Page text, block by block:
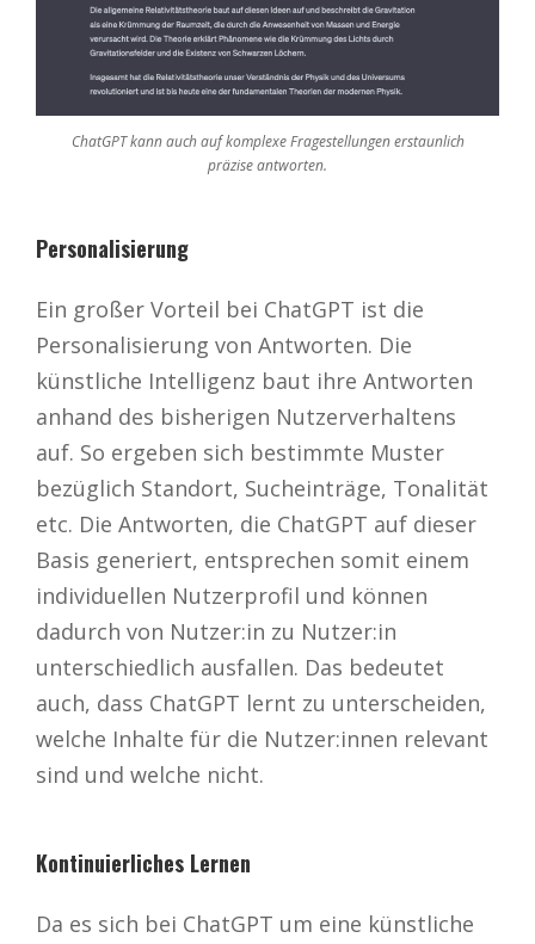
ChatGPT kann auch auf komplexe Fragestellungen erstaunlich
präzise antworten.
Personalisierung
Ein großer Vorteil bei ChatGPT ist die
Personalisierung von Antworten. Die
künstliche Intelligenz baut ihre Antworten
anhand des bisherigen Nutzerverhaltens
auf. So ergeben sich bestimmte Muster
bezüglich Standort, Sucheinträge, Tonalität
etc. Die Antworten, die ChatGPT auf dieser
Basis generiert, entsprechen somit einem
individuellen Nutzerprofil und können
dadurch von Nutzer:in zu Nutzer:in
unterschiedlich ausfallen. Das bedeutet
auch, dass ChatGPT lernt zu unterscheiden,
welche Inhalte für die Nutzer:innen relevant
sind und welche nicht.
Kontinuierliches Lernen
Da es sich bei ChatGPT um eine künstliche